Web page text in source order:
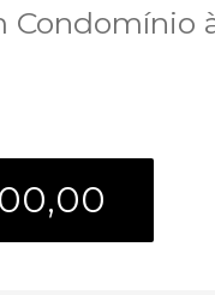
Condomínio